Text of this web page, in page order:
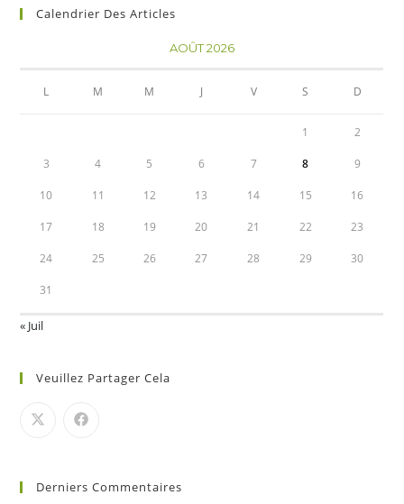
Calendrier Des Articles
AOÛT 2026
L M M J V S D
1 2
3 4 5 6 7 8 9
10 11 12 13 14 15 16
17 18 19 20 21 22 23
24 25 26 27 28 29 30
31
« Juil
Veuillez Partager Cela
Derniers Commentaires